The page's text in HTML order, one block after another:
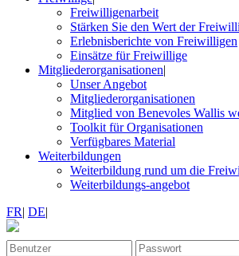
Freiwilligenarbeit
Stärken Sie den Wert der
Erlebnisberichte von Freiwilligen
Einsätze für Freiwillige
Mitgliederorganisationen|
Unser Angebot
Mitgliederorganisationen
Mitglied von Benevoles Wallis
Toolkit für Organisationen
Verfügbares Material
Weiterbildungen
Weiterbildung rund um die
Weiterbildungs-angebot
FR| DE|